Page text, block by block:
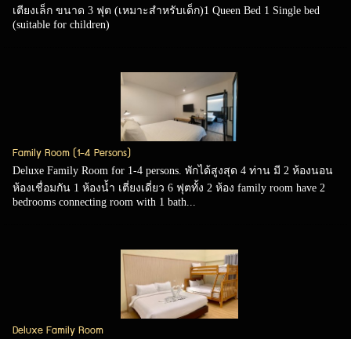
เตียงเล็ก ขนาด 3 ฟุต (เหมาะสำหรับเด็ก)1 Queen Bed 1 Single bed
(suitable for children)
Family Room (1-4 Persons)
Deluxe Family Room for 1-4 persons. พักได้สูงสุด 4 ท่าน มี 2 ห้องนอน
ห้องเชื่อมกัน 1 ห้องน้ำ เตี่ยงเดี่ยว 6 ฟุตทั้ง 2 ห้อง family room have 2
bedrooms connecting room with 1 bath...
Deluxe Family Room